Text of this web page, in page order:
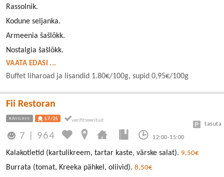
Rassolnik.
Kodune seljanka.
Armeenia šašlõkk.
Nostalgia šašlõkk.
VAATA EDASI ...
Buffet liharoad ja lisandid 1.80€/100g, supid 0,95€/100g
Fii Restoran
RÄNILINN 57/25
7 964 12:00-15:00
tasuta
Kalakotletid (kartulikreem, tartar kaste, värske salat). 9,50€
Burrata (tomat, Kreeka pähkel, oliivid). 8,50€